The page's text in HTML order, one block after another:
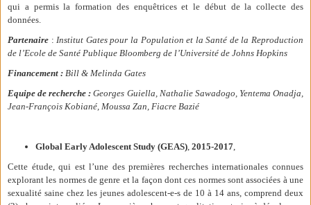
qui a permis la formation des enquêtrices et le début de la collecte des
données.
Partenaire :Institut Gates pour la Population et la Santé de la Reproduction
de l’Ecole de Santé Publique Bloomberg de l’Université de Johns Hopkins
Financement : Bill & Melinda Gates
Equipe de recherche : Georges Guiella, Nathalie Sawadogo, Yentema Onadja,
Jean-François Kobiané, Moussa Zan, Fiacre Bazié
Global Early Adolescent Study (GEAS), 2015-2017,
Cette étude, qui est l’une des premières recherches internationales connues
explorant les normes de genre et la façon dont ces normes sont associées à une
sexualité saine chez les jeunes adolescent-e-s de 10 à 14 ans, comprend deux